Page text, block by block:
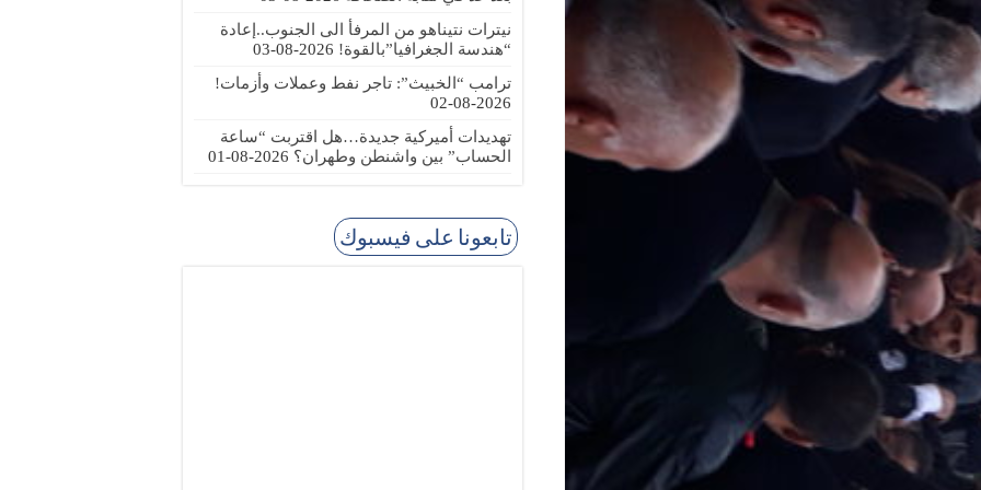
نيترات نتيناهو من المرفأ الى الجنوب..إعادة
“هندسة الجغرافيا”بالقوة! 2026-08-03
ترامب “الخبيث”: تاجر نفط وعملات وأزمات!
2026-08-02
تهديدات أميركية جديدة…هل اقتربت “ساعة
الحساب” بين واشنطن وطهران؟ 2026-08-01
تابعونا على فيسبوك